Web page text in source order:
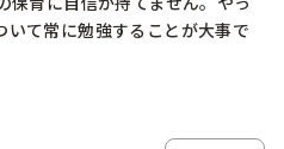
て常に勉強することが大事で